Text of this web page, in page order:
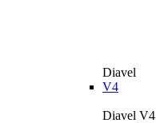
Diavel
V4
Diavel V4